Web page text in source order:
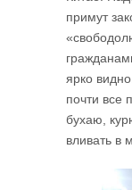
примут
ярко
почти все
бухаю,
вливать в